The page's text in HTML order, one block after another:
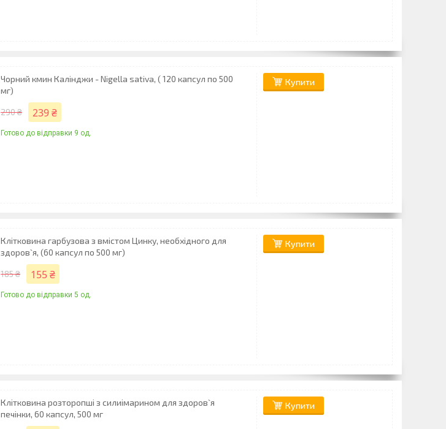
Чорний кмин Калінджи - Nigella sativa, ( 120 капсул по 500
мг)
290 ₴ 239 ₴
Готово до відправки 9 од.
Купити
Клітковина гарбузова з вмістом Цинку, необхідного для
здоров`я, (60 капсул по 500 мг)
185 ₴ 155 ₴
Готово до відправки 5 од.
Купити
Клітковина розторопші з силиімарином для здоров`я
печінки, 60 капсул, 500 мг
Купити